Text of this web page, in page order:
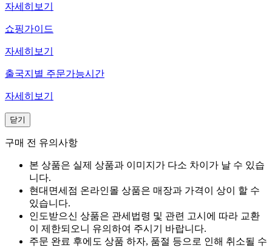
자세히보기
쇼핑가이드
자세히보기
출국지별 주문가능시간
자세히보기
닫기
구매 전 유의사항
본 상품은 실제 상품과 이미지가 다소 차이가 날 수 있습
니다.
현대면세점 온라인몰 상품은 매장과 가격이 상이 할 수
있습니다.
인도받으신 상품은 관세법령 및 관련 고시에 따라 교환
이 제한되오니 유의하여 주시기 바랍니다.
주문 완료 후에도 상품 하자, 품절 등으로 인해 취소될 수